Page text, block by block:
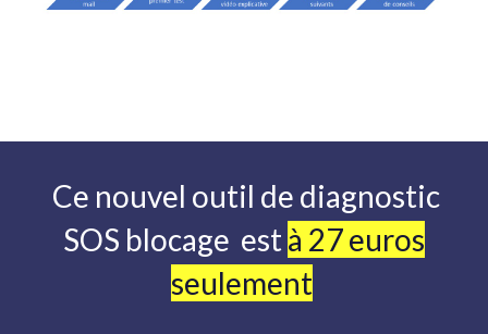
Ce nouvel outil de diagnostic
SOS blocage està 27 euros
seulement